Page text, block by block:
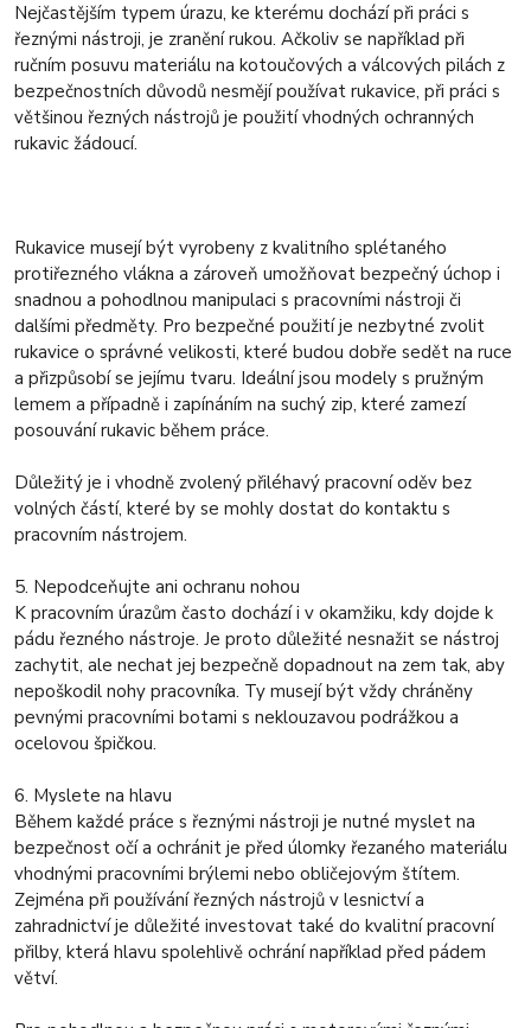
Nejčastějším typem úrazu, ke kterému dochází při práci s
řeznými nástroji, je zranění rukou. Ačkoliv se například při
ručním posuvu materiálu na kotoučových a válcových pilách z
bezpečnostních důvodů nesmějí používat rukavice, při práci s
většinou řezných nástrojů je použití vhodných ochranných
rukavic žádoucí.
Rukavice musejí být vyrobeny z kvalitního splétaného
protiřezného vlákna a zároveň umožňovat bezpečný úchop i
snadnou a pohodlnou manipulaci s pracovními nástroji či
dalšími předměty. Pro bezpečné použití je nezbytné zvolit
rukavice o správné velikosti, které budou dobře sedět na ruce
a přizpůsobí se jejímu tvaru. Ideální jsou modely s pružným
lemem a případně i zapínáním na suchý zip, které zamezí
posouvání rukavic během práce.
Důležitý je i vhodně zvolený přiléhavý pracovní oděv bez
volných částí, které by se mohly dostat do kontaktu s
pracovním nástrojem.
5. Nepodceňujte ani ochranu nohou
K pracovním úrazům často dochází i v okamžiku, kdy dojde k
pádu řezného nástroje. Je proto důležité nesnažit se nástroj
zachytit, ale nechat jej bezpečně dopadnout na zem tak, aby
nepoškodil nohy pracovníka. Ty musejí být vždy chráněny
pevnými pracovními botami s neklouzavou podrážkou a
ocelovou špičkou.
6. Myslete na hlavu
Během každé práce s řeznými nástroji je nutné myslet na
bezpečnost očí a ochránit je před úlomky řezaného materiálu
vhodnými pracovními brýlemi nebo obličejovým štítem.
Zejména při používání řezných nástrojů v lesnictví a
zahradnictví je důležité investovat také do kvalitní pracovní
přilby, která hlavu spolehlivě ochrání například před pádem
větví.